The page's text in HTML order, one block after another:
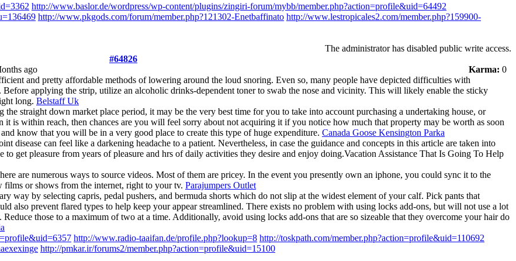
http://www.baslor.de/wordpress/wp-content/plugins/zingiri-forum/mybb/member.php?action=profile&uid=64492
http://www.pkgods.com/forum/member.php?121302-Enetbaffinato http://www.lestropicales2.com/member.php?159900-
The administrator has disabled public write access.
#64826
ago Karma: 0
and pretty affordable methods of lowering around the loud snoring. Even so, many people have depicted difficulties with
applying the strip, utilize an alcoholic drinks-dependent toner to swab the nose and vicinity. This will likely enable the sticky
long. Belstaff Uk
straight down market place period, it may be the very best time for you to take into account purchasing a undertaking house, or
it is within reach, then chances are you will feel sorry about not acquiring it if you notice how much that property may be worth as soon
know that you will be in a very good place to create this type of huge expenditure. Canada Goose Kensington Parka
disease can feel like a darkening headache to a patient. Nevertheless, in case the guidance and concepts in this article are taken into
get pleasure from years of pleasure and hrs of daily activities they desire and enjoy doing.Vacation Assistance That Is Going To Help
are numerous ways to source videos. Most of them are pricey. In the event you presently own an iphone, you could sync it to the
or shows from the internet, right to your tv. Parajumpers Outlet
way by selecting capris, pedal pushers, and bermuda shorts which do not slip at the widest element of your calf. Pick pants that
also prevent flared types to help keep your appear streamlined. There exists no problem with using locks add-ons, but will not use a lot
Reduce those to a maximum of two at a time. Additionally, avoid using locks add-ons that are so sizeable that they overcome your hair do
http://www.radio-taaifan.de/profile.php?lookup=8 http://toskpath.com/member.php?action=profile&uid=110692
http://pmkar.ir/forums2/member.php?action=profile&uid=15100